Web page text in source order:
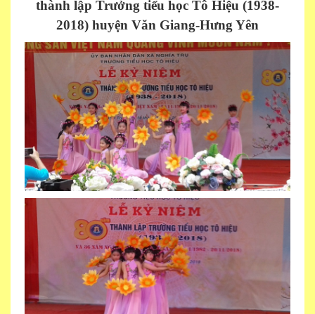
thành lập Trưởng tiểu học Tô Hiệu (1938-
2018) huyện Văn Giang-Hưng Yên